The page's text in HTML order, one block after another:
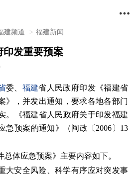

建频道 > 福建新闻
印发重要预案
委、 福建省人民政府印发《福建省
》，并发出通知，要求各地各部门
。《福建省人民政府关于印发福建
急预案的通知》（闽政〔2006〕13
总体应急预案》主要内容如下。
大安全风险、科学有序应对突发事